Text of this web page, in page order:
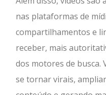
nas plataformas de
compartilhamentos e
receber, mais
dos motores de busca.
se tornar virais,